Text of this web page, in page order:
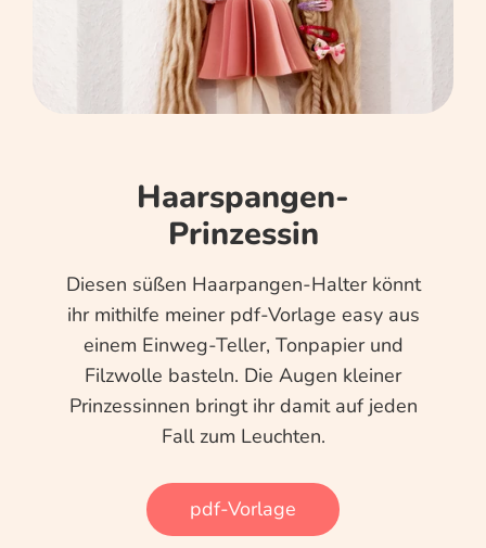
Haarspangen-
Prinzessin
Diesen süßen Haarpangen-Halter könnt
ihr mithilfe meiner pdf-Vorlage easy aus
einem Einweg-Teller, Tonpapier und
Filzwolle basteln. Die Augen kleiner
Prinzessinnen bringt ihr damit auf jeden
Fall zum Leuchten.
pdf-Vorlage